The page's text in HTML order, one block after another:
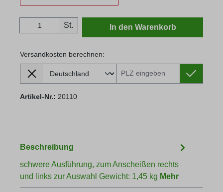
Produkt Anzahl: Gib den gewünschten
St. In den Warenkorb
Versandkosten berechnen:
Lieferland
Versandkosten berechnen:
Artikel-Nr.: 20110
Beschreibung
schwere Ausführung, zum Anscheißen rechts
und links zur Auswahl Gewicht: 1,45 kg Mehr